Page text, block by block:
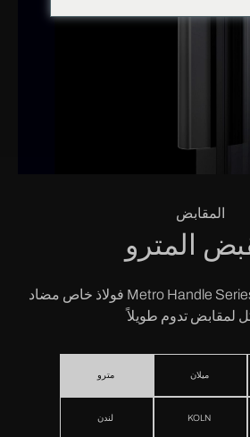
المقابض
المترو
تقدم سلسلة مقابض Metro Handle Series فولاذ خاص مضاد
لمقابض تدوم طويلاً
ميلان مترو
KOLN لندن